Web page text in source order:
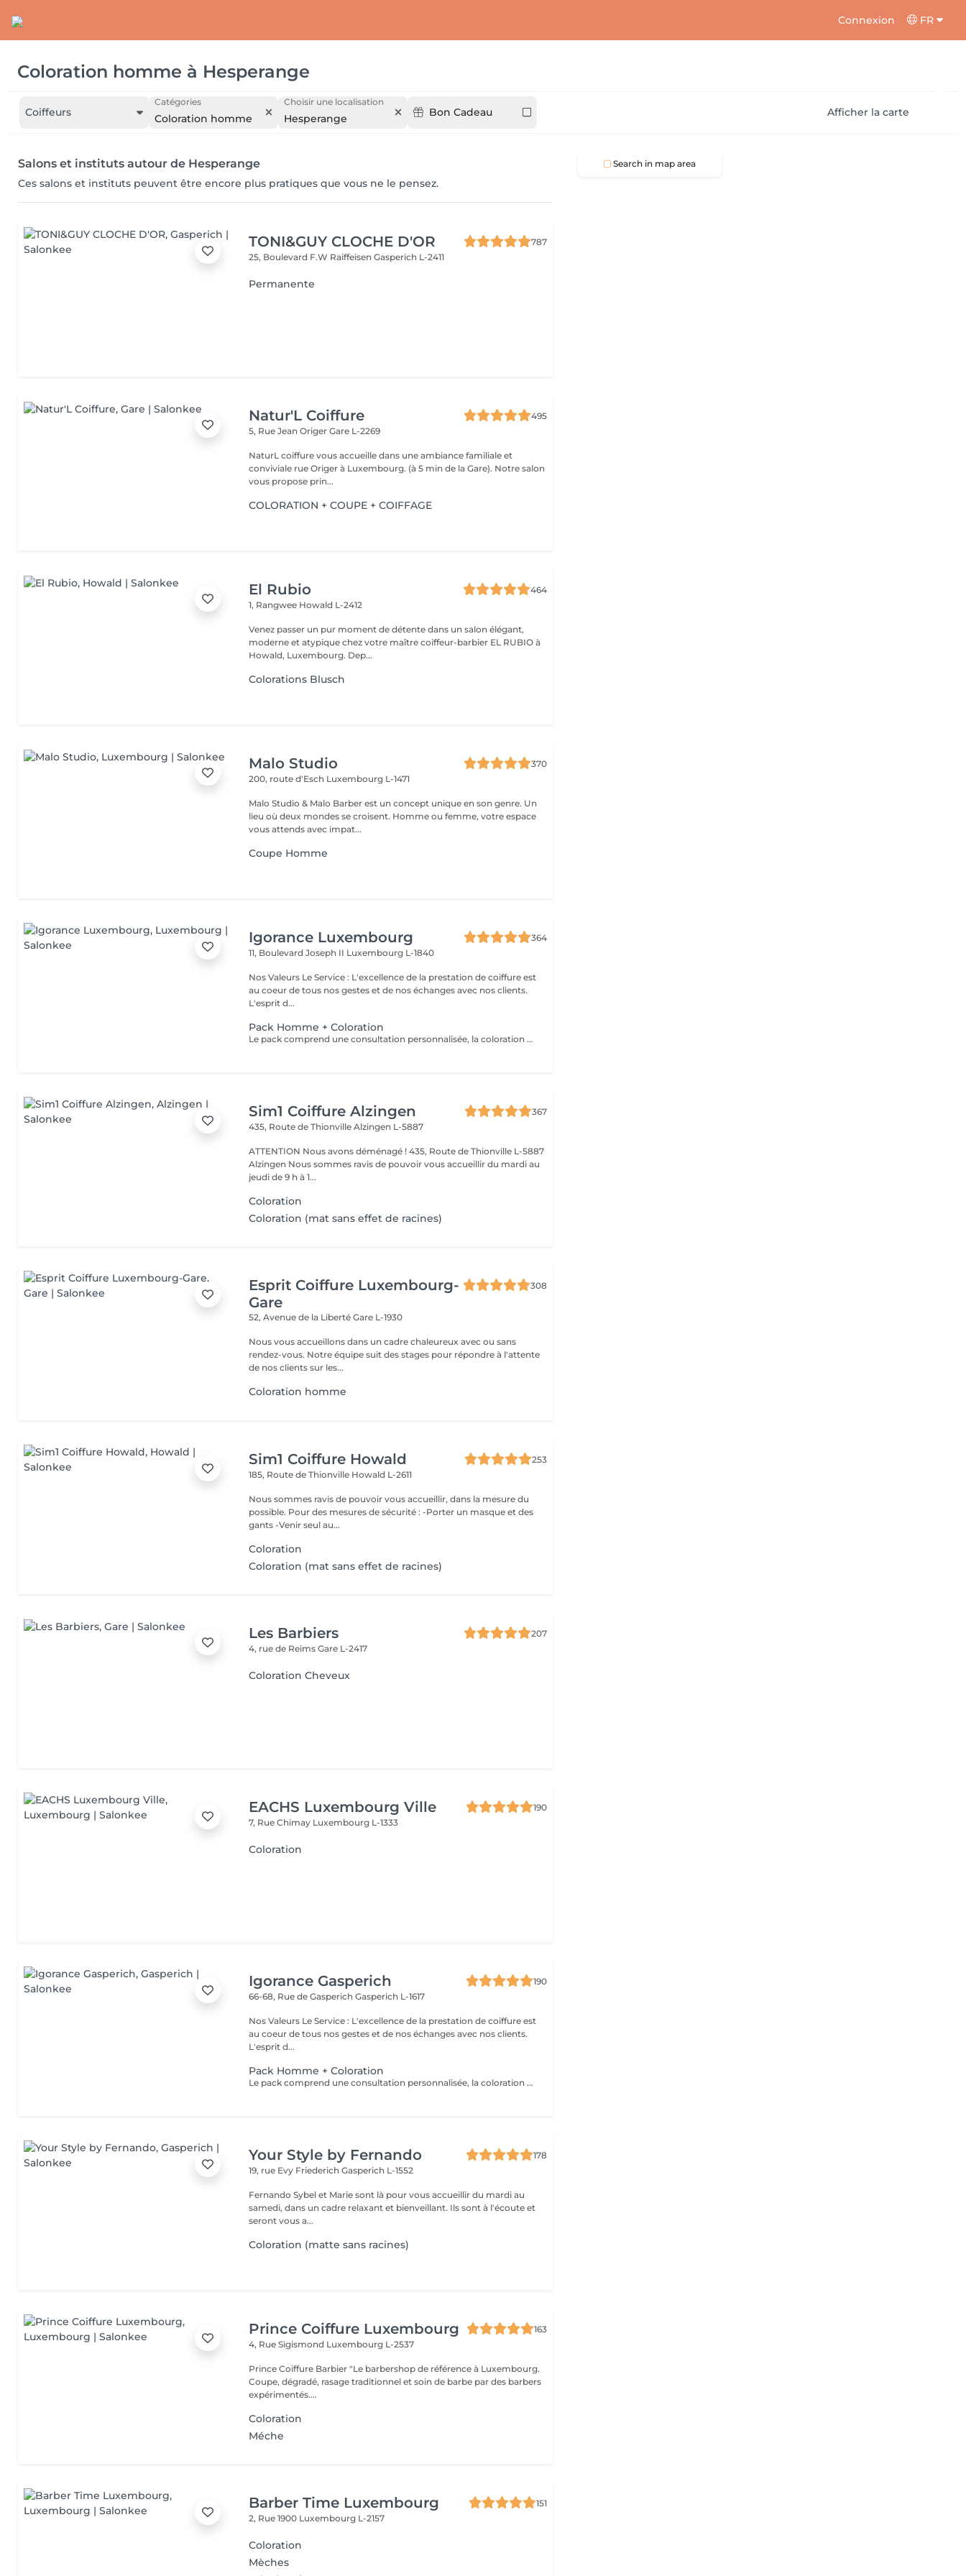
Connexion FR
Coloration homme à Hesperange
Coiffeurs
Catégories
Coloration homme
Choisir une localisation
Hesperange Bon Cadeau Afficher la carte
Salons et instituts autour de Hesperange
Ces salons et instituts peuvent être encore plus pratiques que vous ne le pensez.
TONI&GUY CLOCHE D'OR
787
25, Boulevard F.W RaiffeisenGasperich L-2411
Permanente
Natur'L Coiffure
495
5, Rue Jean OrigerGare L-2269
NaturL coiffure vous accueille dans une ambiance familiale et
conviviale rue Origer à Luxembourg. (à 5 min de la Gare). Notre salon
vous propose prin...
COLORATION + COUPE + COIFFAGE
El Rubio
464
1, Rangwee Howald L-2412
Venez passer un pur moment de détente dans un salon élégant,
moderne et atypique chez votre maître coiffeur-barbier EL RUBIO à
Howald, Luxembourg. Dep...
Colorations Blusch
Malo Studio
370
200, route d'Esch Luxembourg L-1471
Malo Studio & Malo Barber est un concept unique en son genre. Un
lieu où deux mondes se croisent. Homme ou femme, votre espace
vous attends avec impat...
Coupe Homme
Igorance Luxembourg
364
11, Boulevard Joseph II Luxembourg L-1840
Nos Valeurs Le Service : L'excellence de la prestation de coiffure est
au coeur de tous nos gestes et de nos échanges avec nos clients.
L'esprit d...
Pack Homme + Coloration
Le pack comprend une consultation personnalisée, la coloration avec les produits LOREAL PROFESSIONNEL , shampooing et conditionneur spécifiques REDKEN , la coupe IGORANCE ( finitions sur cheveux secs) , les produits de styling REDKEN * Tarifs à titre indicatifs à confirmer après la consultation personnalisée établit auprès de votre coiffeur/stylist/spécialiste * La direction se réserve le droit d’apporter des modifications pour le bon fonctionnement du salon
Sim1 Coiffure Alzingen
367
435, Route de ThionvilleAlzingen L-5887
ATTENTION Nous avons déménagé ! 435, Route de Thionville L-5887
Alzingen Nous sommes ravis de pouvoir vous accueillir du mardi au
jeudi de 9 h à 1...
Coloration
Coloration (mat sans effet de racines)
Esprit Coiffure Luxembourg-
Gare
308
52, Avenue de la LibertéGare L-1930
Nous vous accueillons dans un cadre chaleureux avec ou sans
rendez-vous. Notre équipe suit des stages pour répondre à l'attente
de nos clients sur les...
Coloration homme
Sim1 Coiffure Howald
253
185, Route de Thionville Howald L-2611
Nous sommes ravis de pouvoir vous accueillir, dans la mesure du
possible. Pour des mesures de sécurité : -Porter un masque et des
gants -Venir seul au...
Coloration
Coloration (mat sans effet de racines)
Les Barbiers
207
4, rue de ReimsGare L-2417
Coloration Cheveux
EACHS Luxembourg Ville
190
7, Rue Chimay Luxembourg L-1333
Coloration
Igorance Gasperich
190
66-68, Rue de GasperichGasperich L-1617
Nos Valeurs Le Service : L'excellence de la prestation de coiffure est
au coeur de tous nos gestes et de nos échanges avec nos clients.
L'esprit d...
Pack Homme + Coloration
Le pack comprend une consultation personnalisée, la coloration avec les produits LOREAL PROFESSIONNEL , shampooing et conditionneur spécifiques REDKEN , la coupe IGORANCE ( finitions sur cheveux secs) , les produits de styling REDKEN * Tarifs à titre indicatifs à confirmer après la consultation personnalisée établit auprès de votre coiffeur/stylist/spécialiste * La direction se réserve le droit d’apporter des modifications pour le bon fonctionnement du salon
Your Style by Fernando
178
19, rue Evy FriederichGasperich L-1552
Fernando Sybel et Marie sont là pour vous accueillir du mardi au
samedi, dans un cadre relaxant et bienveillant. Ils sont à l'écoute et
seront vous a...
Coloration (matte sans racines)
Prince Coiffure Luxembourg
163
4, Rue Sigismond Luxembourg L-2537
Prince Coiffure Barbier "Le barbershop de référence à Luxembourg.
Coupe, dégradé, rasage traditionnel et soin de barbe par des barbers
expérimentés....
Coloration
Méche
Barber Time Luxembourg
151
2, Rue 1900 Luxembourg L-2157
Coloration
Mèches
Search in map area